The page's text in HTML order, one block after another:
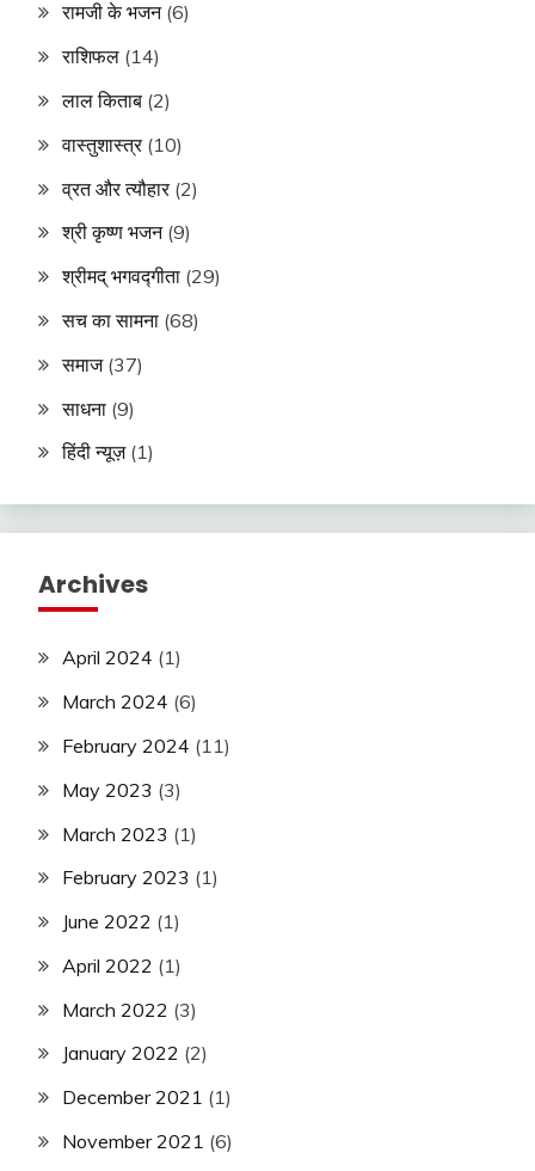
रामजी के भजन(6)
राशिफल (14)
लाल किताब (2)
वास्तुशास्त्र(10)
व्रत और त्यौहार(2)
श्री कृष्ण भजन(9)
श्रीमद् भगवद्गीता (29)
सच का सामना (68)
समाज(37)
साधना (9)
हिंदी न्यूज़(1)
Archives
April 2024 (1)
March 2024 (6)
February 2024 (11)
May 2023 (3)
March 2023 (1)
February 2023 (1)
June 2022 (1)
April 2022 (1)
March 2022 (3)
January 2022 (2)
December 2021 (1)
November 2021 (6)